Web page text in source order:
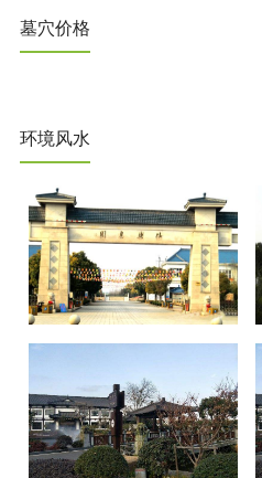
过息园，交通十分便捷。 园区拥
40名。组织机构设正副总经理室
廊葬、塔葬、寄存骨灰盒、石料
品）等，现建有龙、凤、吉、祥
以大唐风格为主的建筑群；以仙
轴大道人文景观；以上海石库门
塑群；以园林化、园艺化为特
个性化、节地化、生态化为发
物质文化遗产名录和特色产品
息园已成为一座安葬祭祀、文
墓穴价格
环境风水